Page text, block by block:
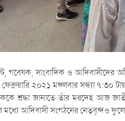
গবেষক, সাংবাদিক ও
২০২১ মঙ্গলবার সন্ধ্যা ৭:৩০
শ্রদ্ধা জানাতে তাঁর মরদেহ আজ
মধ্যে আদিবাসী সংগঠনের নেতৃবৃন্দও